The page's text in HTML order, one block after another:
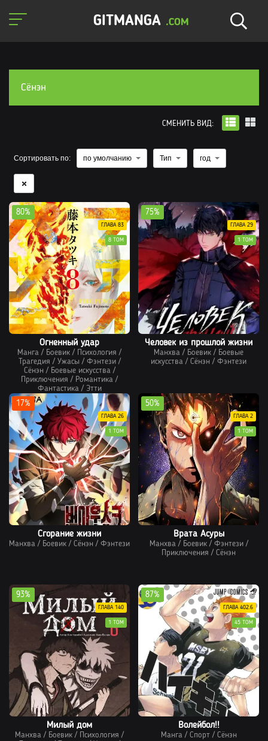
GITMANGA .COM
Сортировать по: по умолчанию Тип год
Огненный удар
Манга / Боевик / Психология /
Трагедия / Ужасы / Фэнтези/
Сёнэн / Боевые искусства/
Приключения / Романтика /
Фантастика/ Этти
80%
ГЛАВА 83
8 ТОМ
Человек из прошлой жизни
Манхва / Боевик / Боевые
искусства / Сёнэн / Фэнтези
75%
ГЛАВА 29
1 ТОМ
Сгорание жизни
Манхва / Боевик / Сёнэн / Фэнтези
17%
ГЛАВА 26
1 ТОМ
Врата Асуры
Манхва/ Боевик/ Фэнтези/
Приключения / Сёнэн
50%
ГЛАВА 2
1 ТОМ
Милый дом
Манхва / Боевик / Психология /
93%
ГЛАВА 140
1 ТОМ
Волейбол!!
Манга/ Спорт/ Сёнэн
87%
ГЛАВА 402.6
45 ТОМ
СМЕНИТЬ ВИД:
Сёнэн